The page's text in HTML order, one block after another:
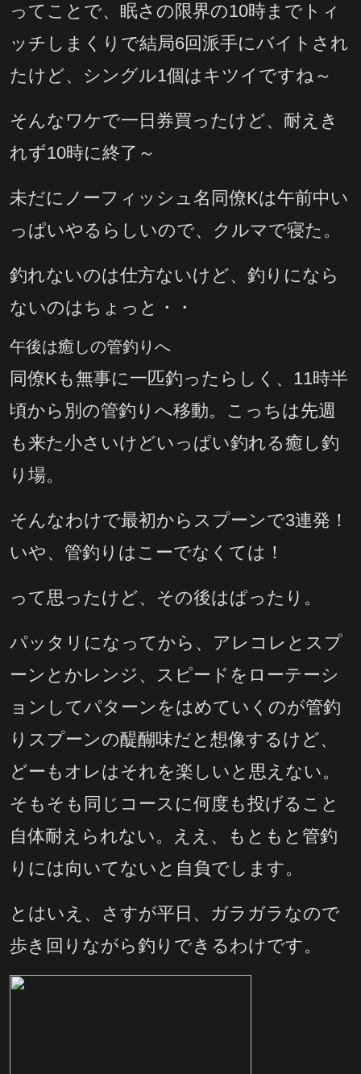
ってことで、眠さの限界の10時までトィ
ッチしまくりで結局6回派手にバイトされ
たけど、シングル1個はキツイですね～
そんなワケで一日券買ったけど、耐えき
れず10時に終了～
未だにノーフィッシュ名同僚Kは午前中い
っぱいやるらしいので、クルマで寝た。
釣れないのは仕方ないけど、釣りになら
ないのはちょっと・・
午後は癒しの管釣りへ
同僚Kも無事に一匹釣ったらしく、11時半
頃から別の管釣りへ移動。こっちは先週
も来た小さいけどいっぱい釣れる癒し釣
り場。
そんなわけで最初からスプーンで3連発！
いや、管釣りはこーでなくては！
って思ったけど、その後はぱったり。
パッタリになってから、アレコレとスプ
ーンとかレンジ、スピードをローテーシ
ョンしてパターンをはめていくのが管釣
りスプーンの醍醐味だと想像するけど、
どーもオレはそれを楽しいと思えない。
そもそも同じコースに何度も投げること
自体耐えられない。ええ、もともと管釣
りには向いてないと自負でします。
とはいえ、さすが平日、ガラガラなので
歩き回りながら釣りできるわけです。